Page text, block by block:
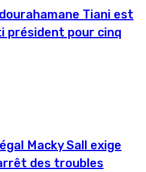
Tiani est
président pour cinq
Macky Sall exige
des troubles